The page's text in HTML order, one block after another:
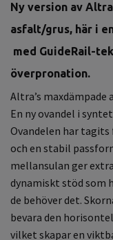
Ny version av
asfalt/grus, här i
med GuideRail-
överpronation.
Altra’s
En ny ovandel i
Ovandelen har
och en stabil
mellansulan ger
dynamiskt stöd
de behöver det.
bevara den
vilket skapar en